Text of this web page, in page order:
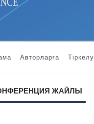
Авторларға Тіркелу
ЖАЙЛЫ